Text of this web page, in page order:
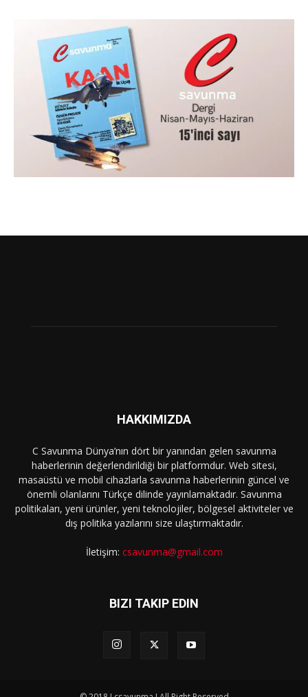
HAKKIMIZDA
C Savunma Dünya’nın dört bir yanından gelen savunma
haberlerinin değerlendirildiği bir platformdur. Web sitesi,
masaüstü ve mobil cihazlarla savunma haberlerinin güncel ve
önemli olanlarını Türkçe dilinde yayınlamaktadır. Savunma
politikaları, yeni ürünler, yeni teknolojiler, bölgesel aktiviteler ve
dış politika yazılarını size ulaştırmaktadır.
İletişim: csavunma@gmail.com
BIZI TAKIP EDIN